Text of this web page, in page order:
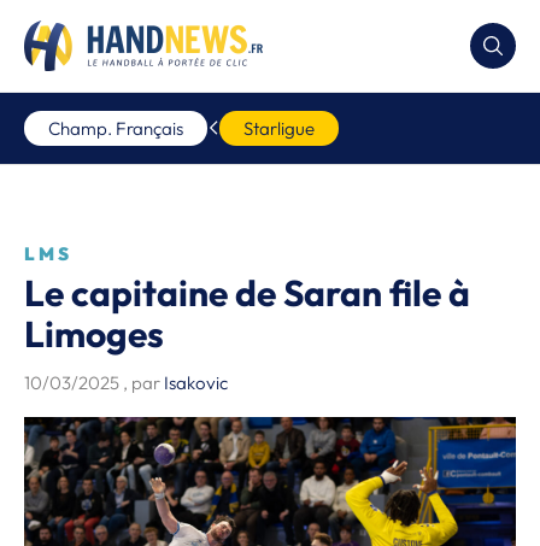
Champ. Français Starligue
LMS
Le capitaine de Saran file à
Limoges
10/03/2025 , par Isakovic